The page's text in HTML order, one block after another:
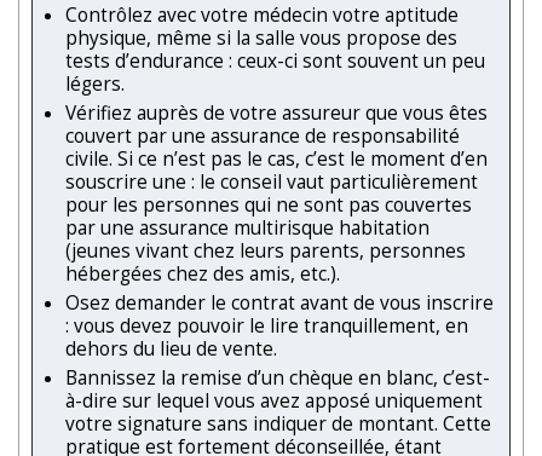
Contrôlez avec votre médecin votre aptitude
physique, même si la salle vous propose des
tests d’endurance : ceux-ci sont souvent un peu
légers.
Vérifiez auprès de votre assureur que vous êtes
couvert par une assurance de responsabilité
civile. Si ce n’est pas le cas, c’est le moment d’en
souscrire une : le conseil vaut particulièrement
pour les personnes qui ne sont pas couvertes
par une assurance multirisque habitation
(jeunes vivant chez leurs parents, personnes
hébergées chez des amis, etc.).
Osez demander le contrat avant de vous inscrire
: vous devez pouvoir le lire tranquillement, en
dehors du lieu de vente.
Bannissez la remise d’un chèque en blanc, c’est-
à-dire sur lequel vous avez apposé uniquement
votre signature sans indiquer de montant. Cette
pratique est fortement déconseillée, étant